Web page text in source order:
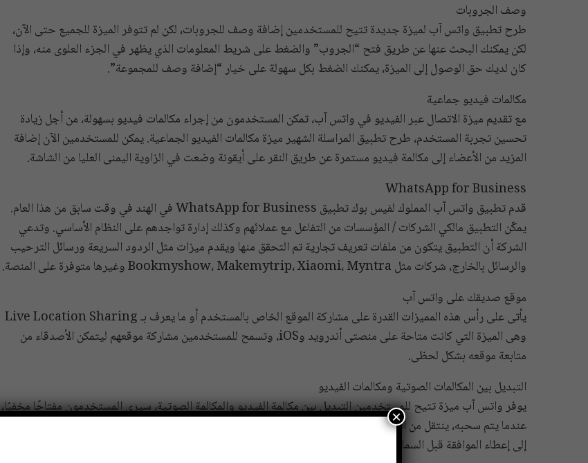
وصف الجروبات
طرح تطبيق واتس آب لميزة جديدة تتيح للمستخدمين إضافة وصف للجروبات، لكن لم تتوفر الميزة للجميع حتى الآن،
لكن يمكنك البحث عنها عن طريق فتح “الجروب” والضغط على شريط المعلومات الذي يظهر في الجزء العلوى منه، وإذا
كان لديك حق الوصول إلى الميزة، يمكنك الضغط بكل سهولة على خيار “إضافة وصف للمجموعة”.
مكالمات فيديو جماعية
مع تقديم ميزة الاتصال عبر الفيديو في واتس آب، تمكن المستخدمون من إجراء مكالمات فيديو بسهولة، من أجل زيادة
تحسين تجربة المستخدم، طرح تطبيق المراسلة الشهير ميزة مكالمات الفيديو الجماعية. يمكن للمستخدمين الآن إضافة
المزيد من الأعضاء إلى مكالمة فيديو مستمرة عن طريق النقر على أيقونة وضعت في الزاوية اليمنى العليا من الشاشة.
WhatsApp for Business
قدم تطبيق واتس آب المملوك لفيس بوك تطبيق WhatsApp for Business في الهند في وقت سابق من هذا العام.
يمكّن التطبيق مالكي الشركات / المؤسسات من التفاعل مع عملائهم وكذلك إدارة تواجدهم على النظام الأساسي. وتدعي
الشركة أن التطبيق يتكون من ملفات تعريف تجارية تم التحقق منها ويقدم ميزات مثل الردود السريعة ورسائل الترحيب
والرسائل بالخارج، شركات مثل Bookmyshow، Makemytrip، Xiaomi، Myntra وغيرها متوفرة على المنصة.
موقع صديقك على واتس آب
يأتى على رأس هذه المميزات القدرة على مشاركة الموقع الخاص بالمستخدم أو ما يعرف بـ Live Location Sharing
وهى الميزة التي كانت متاحة على منصتى أندرويد وiOS، وتسمح للمستخدمين مشاركة موقعهم ليتمكن الأصدقاء من
متابعة موقعه بشكل لحظى.
التبديل بين المكالمات الصوتية ومكالمات الفيديو
يوفر واتس آب ميزة تتيح للمستخدمين التبديل بين مكالمة الفيديو والمكالمة الصوتية، سيرى المستخدمون مفتاحًا مخفيًا،
عندما يتم سحبه، ينتقل من الصوت إلى اتصال الفيديو. ومع ذلك، لن تبدأ مكالمة الفيديو على الفور. يحتاج الطرف الآخر
إلى إعطاء الموافقة قبل السماح بذلك.
×